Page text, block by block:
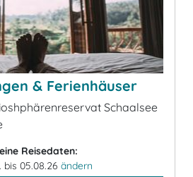
& Ferienhäuser
Schaalsee
Reisedaten:
bis 05.08.26 ändern